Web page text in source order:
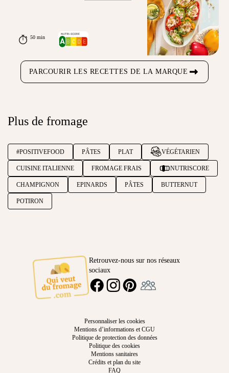
50 min
PARCOURIR LES RECETTES DE LA MARQUE
Plus de fromage
#POSITIVEFOOD PÂTES PLAT VÉGÉTARIEN
CUISINE ITALIENNE FROMAGE FRAIS NUTRISCORE
CHAMPIGNON EPINARDS PÂTES BUTTERNUT
POTIRON
Retrouvez-nous sur nos réseaux
sociaux
FACEBOOKINSTAGRAMPINTEREST
Personnaliser les cookies
Mentions d’informations et CGU
Politique de protection des données
Politique des cookies
Mentions sanitaires
Crédits et plan du site
FAQ